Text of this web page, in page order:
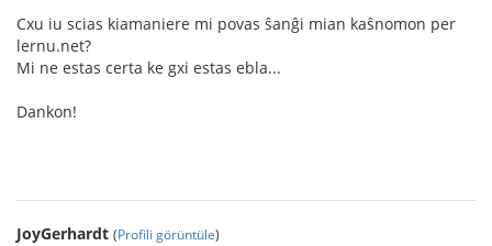
Cxu iu scias kiamaniere mi povas ŝanĝi mian kaŝnomon per
lernu.net?
Mi ne estas certa ke gxi estas ebla...
Dankon!
JoyGerhardt (Profili görüntüle)